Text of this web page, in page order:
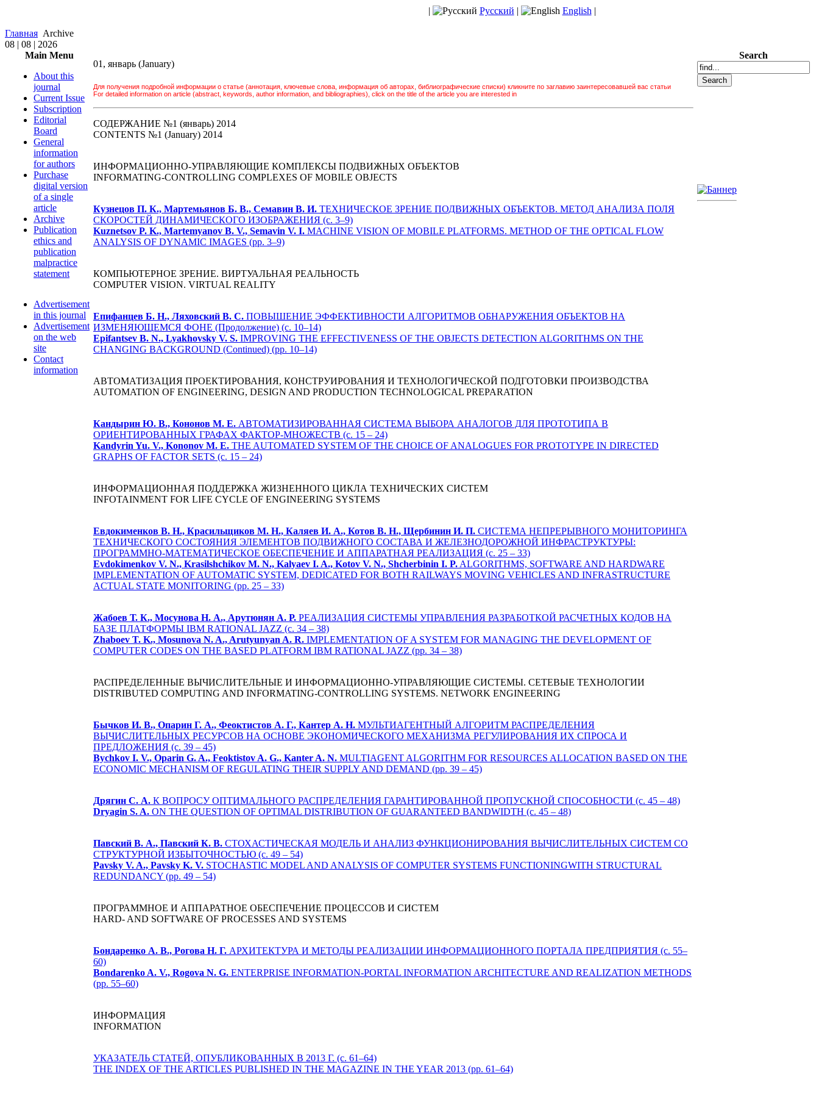
| Русский | English |
Главная Archive
08 | 08 | 2026
Main Menu
About this
journal
Current Issue
Subscription
Editorial
Board
General
information
for authors
Purchase
digital version
of a single
article
Archive
Publication
ethics and
publication
malpractice
statement
Advertisement
in this journal
Advertisement
on the web
site
Contact
information
01, январь (January)
Для получения подробной информации о статье (аннотация, ключевые слова, информация об авторах, библиографические списки) кликните по заглавию заинтересовавшей вас статьи
For detailed information on article (abstract, keywords, author information, and bibliographies), click on the title of the article you are interested in
СОДЕРЖАНИЕ №1 (январь) 2014
CONTENTS №1 (January) 2014
ИНФОРМАЦИОННО-УПРАВЛЯЮЩИЕ КОМПЛЕКСЫ ПОДВИЖНЫХ ОБЪЕКТОВ
INFORMATING-CONTROLLING COMPLEXES OF MOBILE OBJECTS
Кузнецов П. К., Мартемьянов Б. В., Семавин В. И. ТЕХНИЧЕСКОЕ ЗРЕНИЕ ПОДВИЖНЫХ ОБЪЕКТОВ. МЕТОД АНАЛИЗА ПОЛЯ
СКОРОСТЕЙ ДИНАМИЧЕСКОГО ИЗОБРАЖЕНИЯ (с. 3–9)
Kuznetsov P. K., Martemyanov B. V., Semavin V. I. MACHINE VISION OF MOBILE PLATFORMS. METHOD OF THE OPTICAL FLOW
ANALYSIS OF DYNAMIC IMAGES (pp. 3–9)
КОМПЬЮТЕРНОЕ ЗРЕНИЕ. ВИРТУАЛЬНАЯ РЕАЛЬНОСТЬ
COMPUTER VISION. VIRTUAL REALITY
Епифанцев Б. Н., Ляховский В. С. ПОВЫШЕНИЕ ЭФФЕКТИВНОСТИ АЛГОРИТМОВ ОБНАРУЖЕНИЯ ОБЪЕКТОВ НА
ИЗМЕНЯЮЩЕМСЯ ФОНЕ (Продолжение) (с. 10–14)
Epifantsev B. N., Lyakhovsky V. S. IMPROVING THE EFFECTIVENESS OF THE OBJECTS DETECTION ALGORITHMS ON THE
CHANGING BACKGROUND (Continued) (pp. 10–14)
АВТОМАТИЗАЦИЯ ПРОЕКТИРОВАНИЯ, КОНСТРУИРОВАНИЯ И ТЕХНОЛОГИЧЕСКОЙ ПОДГОТОВКИ ПРОИЗВОДСТВА
AUTOMATION OF ENGINEERING, DESIGN AND PRODUCTION TECHNOLOGICAL PREPARATION
Кандырин Ю. В., Кононов М. Е. АВТОМАТИЗИРОВАННАЯ СИСТЕМА ВЫБОРА АНАЛОГОВ ДЛЯ ПРОТОТИПА В
ОРИЕНТИРОВАННЫХ ГРАФАХ ФАКТОР-МНОЖЕСТВ (с. 15 – 24)
Kandyrin Yu. V., Kononov M. E. THE AUTOMATED SYSTEM OF THE CHOICE OF ANALOGUES FOR PROTOTYPE IN DIRECTED
GRAPHS OF FACTOR SETS (с. 15 – 24)
ИНФОРМАЦИОННАЯ ПОДДЕРЖКА ЖИЗНЕННОГО ЦИКЛА ТЕХНИЧЕСКИХ СИСТЕМ
INFOTAINMENT FOR LIFE CYCLE OF ENGINEERING SYSTEMS
Евдокименков В. Н., Красильщиков М. Н., Каляев И. А., Котов В. Н., Щербинин И. П. СИСТЕМА НЕПРЕРЫВНОГО МОНИТОРИНГА
ТЕХНИЧЕСКОГО СОСТОЯНИЯ ЭЛЕМЕНТОВ ПОДВИЖНОГО СОСТАВА И ЖЕЛЕЗНОДОРОЖНОЙ ИНФРАСТРУКТУРЫ:
ПРОГРАММНО-МАТЕМАТИЧЕСКОЕ ОБЕСПЕЧЕНИЕ И АППАРАТНАЯ РЕАЛИЗАЦИЯ (с. 25 – 33)
Evdokimenkov V. N., Krasilshchikov M. N., Kalyaev I. A., Kotov V. N., Shcherbinin I. P. ALGORITHMS, SOFTWARE AND HARDWARE
IMPLEMENTATION OF AUTOMATIC SYSTEM, DEDICATED FOR BOTH RAILWAYS MOVING VEHICLES AND INFRASTRUCTURE
ACTUAL STATE MONITORING (pp. 25 – 33)
Жабоев Т. К., Мосунова Н. А., Арутюнян А. Р. РЕАЛИЗАЦИЯ СИСТЕМЫ УПРАВЛЕНИЯ РАЗРАБОТКОЙ РАСЧЕТНЫХ КОДОВ НА
БАЗЕ ПЛАТФОРМЫ IBM RATIONAL JAZZ (с. 34 – 38)
Zhaboev T. K., Mosunova N. A., Arutyunyan A. R. IMPLEMENTATION OF A SYSTEM FOR MANAGING THE DEVELOPMENT OF
COMPUTER CODES ON THE BASED PLATFORM IBM RATIONAL JAZZ (pp. 34 – 38)
РАСПРЕДЕЛЕННЫЕ ВЫЧИСЛИТЕЛЬНЫЕ И ИНФОРМАЦИОННО-УПРАВЛЯЮЩИЕ СИСТЕМЫ. СЕТЕВЫЕ ТЕХНОЛОГИИ
DISTRIBUTED COMPUTING AND INFORMATING-CONTROLLING SYSTEMS. NETWORK ENGINEERING
Бычков И. В., Опарин Г. А., Феоктистов А. Г., Кантер А. Н. МУЛЬТИАГЕНТНЫЙ АЛГОРИТМ РАСПРЕДЕЛЕНИЯ
ВЫЧИСЛИТЕЛЬНЫХ РЕСУРСОВ НА ОСНОВЕ ЭКОНОМИЧЕСКОГО МЕХАНИЗМА РЕГУЛИРОВАНИЯ ИХ СПРОСА И
ПРЕДЛОЖЕНИЯ (с. 39 – 45)
Bychkov I. V., Oparin G. A., Feoktistov A. G., Kanter A. N. MULTIAGENT ALGORITHM FOR RESOURCES ALLOCATION BASED ON THE
ECONOMIC MECHANISM OF REGULATING THEIR SUPPLY AND DEMAND (pp. 39 – 45)
Дрягин С. А. К ВОПРОСУ ОПТИМАЛЬНОГО РАСПРЕДЕЛЕНИЯ ГАРАНТИРОВАННОЙ ПРОПУСКНОЙ СПОСОБНОСТИ (с. 45 – 48)
Dryagin S. A. ON THE QUESTION OF OPTIMAL DISTRIBUTION OF GUARANTEED BANDWIDTH (с. 45 – 48)
Павский В. А., Павский К. В. СТОХАСТИЧЕСКАЯ МОДЕЛЬ И АНАЛИЗ ФУНКЦИОНИРОВАНИЯ ВЫЧИСЛИТЕЛЬНЫХ СИСТЕМ СО
СТРУКТУРНОЙ ИЗБЫТОЧНОСТЬЮ (с. 49 – 54)
Pavsky V. A., Pavsky K. V. STOCHASTIC MODEL AND ANALYSIS OF COMPUTER SYSTEMS FUNCTIONINGWITH STRUCTURAL
REDUNDANCY (pp. 49 – 54)
ПРОГРАММНОЕ И АППАРАТНОЕ ОБЕСПЕЧЕНИЕ ПРОЦЕССОВ И СИСТЕМ
HARD- AND SOFTWARE OF PROCESSES AND SYSTEMS
Бондаренко А. В., Рогова Н. Г. АРХИТЕКТУРА И МЕТОДЫ РЕАЛИЗАЦИИ ИНФОРМАЦИОННОГО ПОРТАЛА ПРЕДПРИЯТИЯ (с. 55–
60)
Bondarenko A. V., Rogova N. G. ENTERPRISE INFORMATION-PORTAL INFORMATION ARCHITECTURE AND REALIZATION METHODS
(pp. 55–60)
ИНФОРМАЦИЯ
INFORMATION
УКАЗАТЕЛЬ СТАТЕЙ, ОПУБЛИКОВАННЫХ В 2013 Г. (с. 61–64)
THE INDEX OF THE ARTICLES PUBLISHED IN THE MAGAZINE IN THE YEAR 2013 (pp. 61–64)
Search